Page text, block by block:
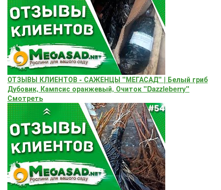
ОТЗЫВЫ КЛИЕНТОВ - САЖЕНЦЫ "МЕГАСАД" | Белый гриб
Дубовик, Кампсис оранжевый, Очиток "Dazzleberry"
Смотреть